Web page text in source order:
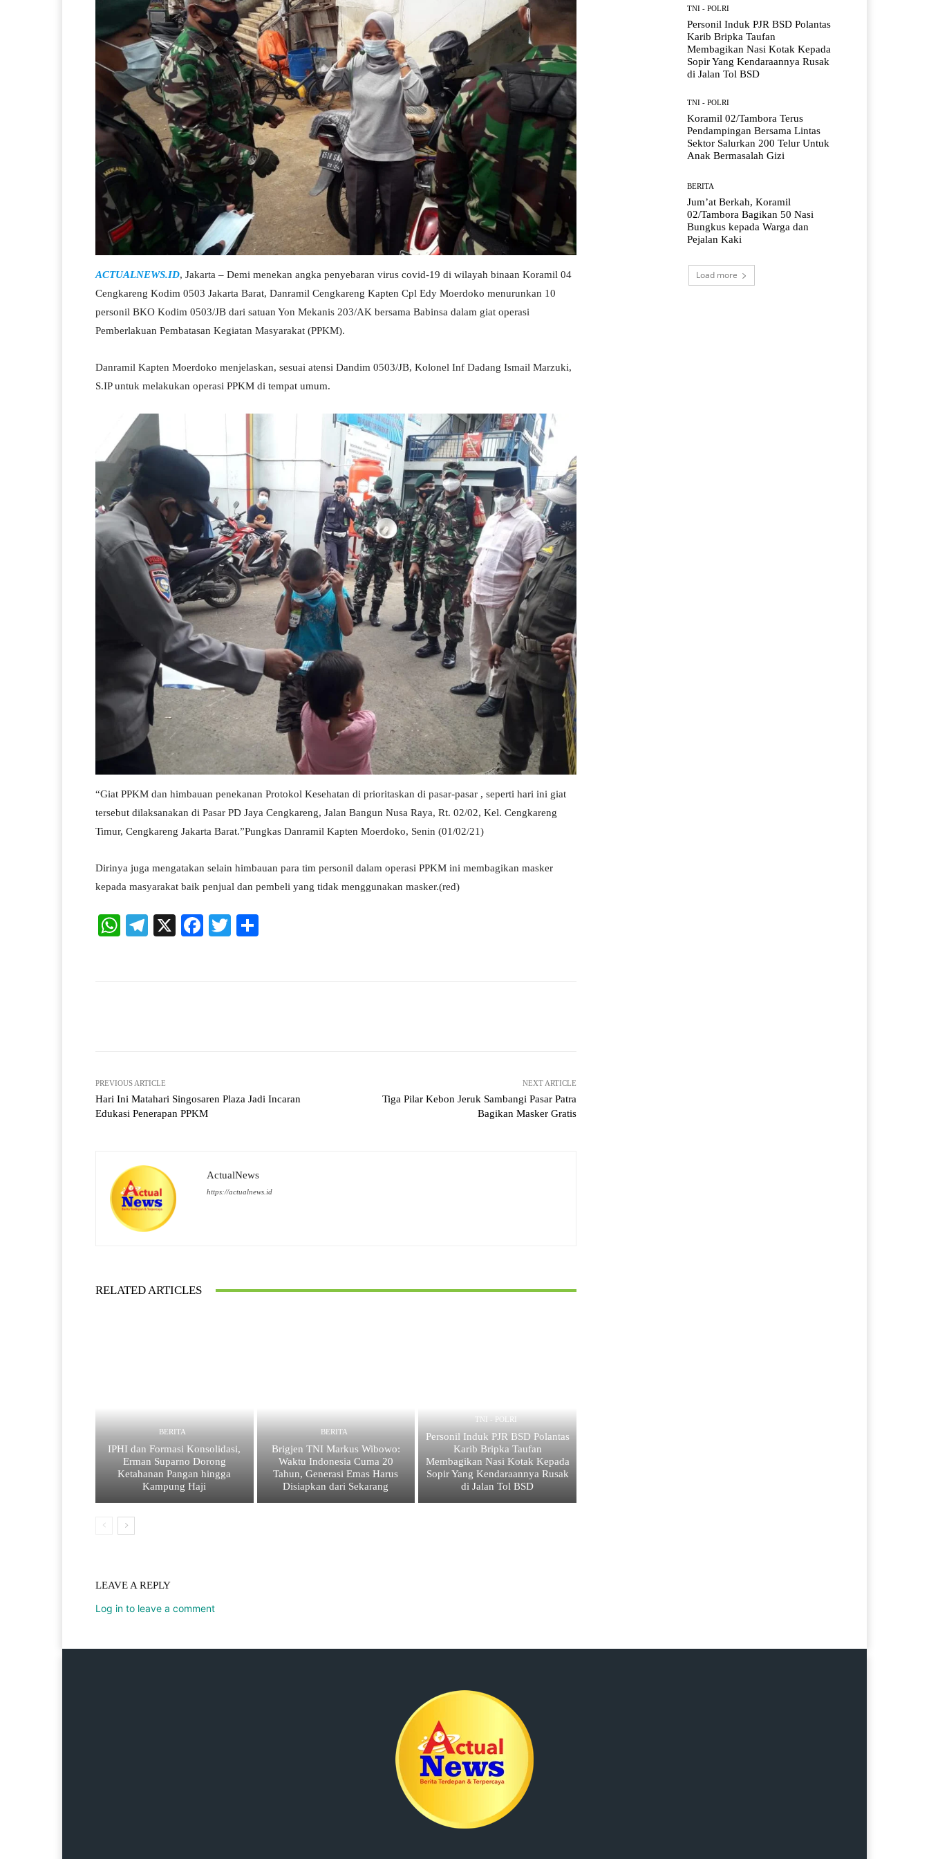
ACTUALNEWS.ID, Jakarta – Demi menekan angka penyebaran virus covid-19 di wilayah binaan Koramil 04
Cengkareng Kodim 0503 Jakarta Barat, Danramil Cengkareng Kapten Cpl Edy Moerdoko menurunkan 10
personil BKO Kodim 0503/JB dari satuan Yon Mekanis 203/AK bersama Babinsa dalam giat operasi
Pemberlakuan Pembatasan Kegiatan Masyarakat (PPKM).
Danramil Kapten Moerdoko menjelaskan, sesuai atensi Dandim 0503/JB, Kolonel Inf Dadang Ismail Marzuki,
S.IP untuk melakukan operasi PPKM di tempat umum.
“Giat PPKM dan himbauan penekanan Protokol Kesehatan di prioritaskan di pasar-pasar , seperti hari ini giat
tersebut dilaksanakan di Pasar PD Jaya Cengkareng, Jalan Bangun Nusa Raya, Rt. 02/02, Kel. Cengkareng
Timur, Cengkareng Jakarta Barat.”Pungkas Danramil Kapten Moerdoko, Senin (01/02/21)
Dirinya juga mengatakan selain himbauan para tim personil dalam operasi PPKM ini membagikan masker
kepada masyarakat baik penjual dan pembeli yang tidak menggunakan masker.(red)
W
Te X
Fa
T
PREVIOUS ARTICLE
Hari Ini Matahari Singosaren Plaza Jadi Incaran
Edukasi Penerapan PPKM
NEXT ARTICLE
Tiga Pilar Kebon Jeruk Sambangi Pasar Patra
Bagikan Masker Gratis
ActualNews
https://actualnews.id
RELATED ARTICLES
BERITA
IPHI dan Formasi Konsolidasi,
Erman Suparno Dorong
Ketahanan Pangan hingga
Kampung Haji
BERITA
Brigjen TNI Markus Wibowo:
Waktu Indonesia Cuma 20
Tahun, Generasi Emas Harus
Disiapkan dari Sekarang
TNI - POLRI
Personil Induk PJR BSD Polantas
Karib Bripka Taufan
Membagikan Nasi Kotak Kepada
Sopir Yang Kendaraannya Rusak
di Jalan Tol BSD
LEAVE A REPLY
Log in to leave a comment
TNI - POLRI
Personil Induk PJR BSD Polantas
Karib Bripka Taufan
Membagikan Nasi Kotak Kepada
Sopir Yang Kendaraannya Rusak
di Jalan Tol BSD
TNI - POLRI
Koramil 02/Tambora Terus
Pendampingan Bersama Lintas
Sektor Salurkan 200 Telur Untuk
Anak Bermasalah Gizi
BERITA
Jum’at Berkah, Koramil
02/Tambora Bagikan 50 Nasi
Bungkus kepada Warga dan
Pejalan Kaki
Load more